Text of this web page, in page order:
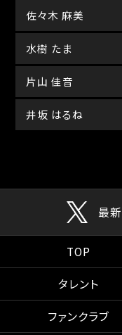
佐々木 麻美
水樹 たま
片山 佳音
井坂 はるね
最
TOP
タレント
ファンクラブ